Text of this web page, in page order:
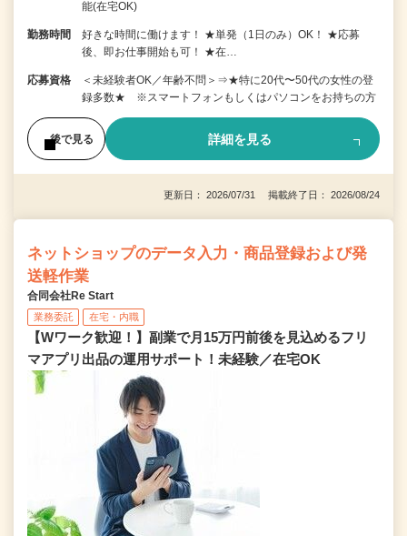
能(在宅OK)
勤務時間
好きな時間に働けます！ ★単発（1日のみ）OK！ ★応募
後、即お仕事開始も可！ ★在…
応募資格
＜未経験者OK／年齢不問＞⇒★特に20代〜50代の女性の登
録多数★ ※スマートフォンもしくはパソコンをお持ちの方
後で見る 詳細を見る
更新日： 2026/07/31 掲載終了日： 2026/08/24
ネットショップのデータ入力・商品登録および発
送軽作業
合同会社Re Start
業務委託 在宅・内職
【Wワーク歓迎！】副業で月15万円前後を見込めるフリ
マアプリ出品の運用サポート！未経験／在宅OK